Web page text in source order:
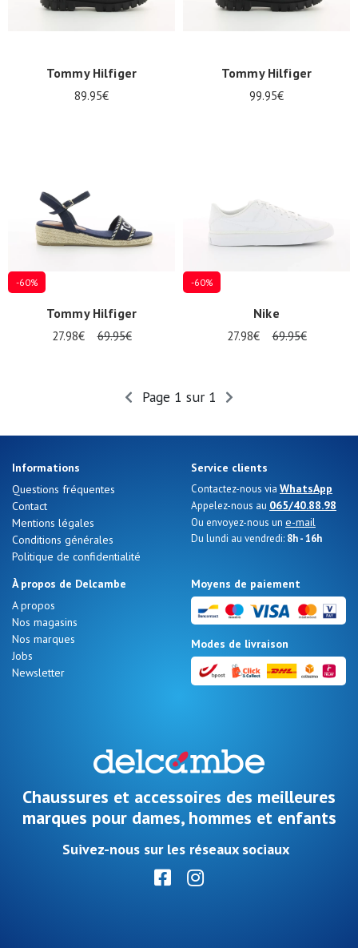
Tommy Hilfiger
89.95€
Tommy Hilfiger
99.95€
-60%
Tommy Hilfiger
27.98€ 69.95€
-60%
Nike
27.98€ 69.95€
Page 1 sur 1
Informations
Questions fréquentes
Contact
Mentions légales
Conditions générales
Politique de confidentialité
Service clients
Contactez-nous via WhatsApp
Appelez-nous au 065/40.88.98
Ou envoyez-nous un e-mail
Du lundi au vendredi: 8h - 16h
À propos de Delcambe
A propos
Nos magasins
Nos marques
Jobs
Newsletter
Moyens de paiement
Modes de livraison
Chaussures et accessoires des meilleures
marques pour dames, hommes et enfants
Suivez-nous sur les réseaux sociaux